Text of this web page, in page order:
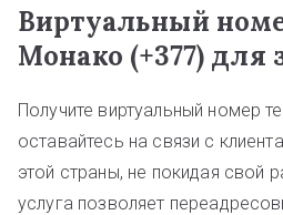
Виртуальный
Монако (+377) для
Получите виртуальный номер
оставайтесь на связи с
этой страны, не покидая свой
услуга позволяет